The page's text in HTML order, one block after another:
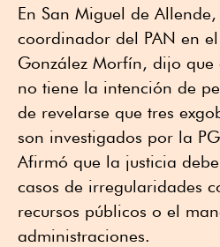
En San Miguel de
coordinador del PAN en el
González Morfín, dijo
no tiene la intención de
de revelarse que tres
son investigados por la
Afirmó que la justicia
casos de irregularidades
recursos públicos o el
administraciones.